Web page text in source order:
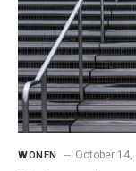
WONEN October 14,